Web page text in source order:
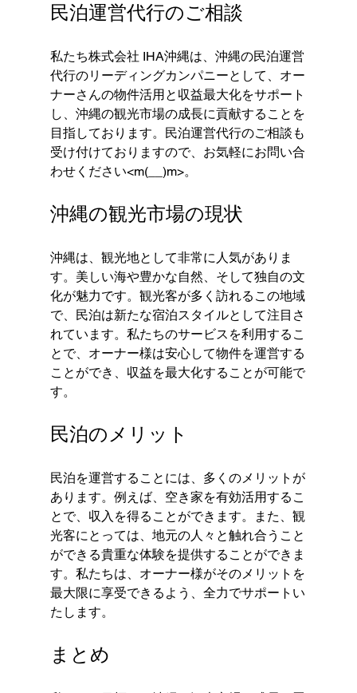
民泊運営代行のご相談
私たち株式会社 IHA沖縄は、沖縄の民泊運営
代行のリーディングカンパニーとして、オー
ナーさんの物件活用と収益最大化をサポート
し、沖縄の観光市場の成長に貢献することを
目指しております。民泊運営代行のご相談も
受け付けておりますので、お気軽にお問い合
わせください<m(__)m>。
沖縄の観光市場の現状
沖縄は、観光地として非常に人気がありま
す。美しい海や豊かな自然、そして独自の文
化が魅力です。観光客が多く訪れるこの地域
で、民泊は新たな宿泊スタイルとして注目さ
れています。私たちのサービスを利用するこ
とで、オーナー様は安心して物件を運営する
ことができ、収益を最大化することが可能で
す。
民泊のメリット
民泊を運営することには、多くのメリットが
あります。例えば、空き家を有効活用するこ
とで、収入を得ることができます。また、観
光客にとっては、地元の人々と触れ合うこと
ができる貴重な体験を提供することができま
す。私たちは、オーナー様がそのメリットを
最大限に享受できるよう、全力でサポートい
たします。
まとめ